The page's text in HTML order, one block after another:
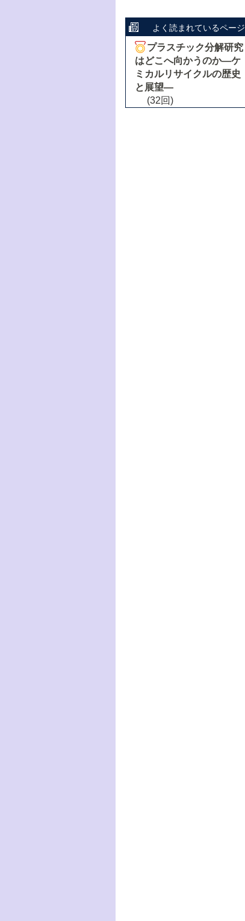
よく読まれているページ
プラスチック分解研究
はどこへ向かうのか―ケ
ミカルリサイクルの歴史
と展望―
(32回)